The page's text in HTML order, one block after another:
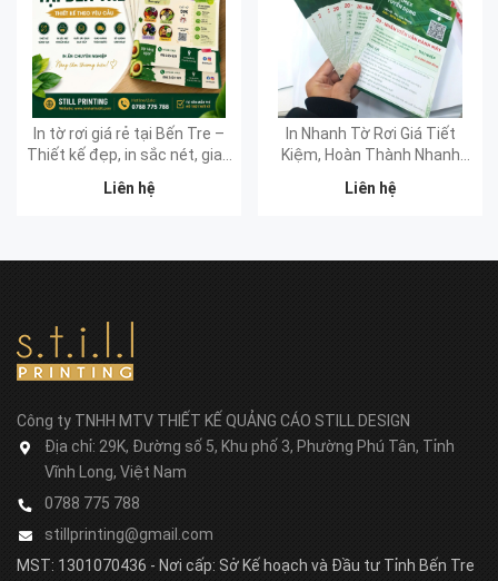
In tờ rơi giá rẻ tại Bến Tre –
Thiết kế đẹp, in sắc nét, giao
Liên hệ
In Nhanh Tờ Rơi Giá Tiết
Kiệm, Hoàn Thành Nhanh
Liên hệ
Công ty TNHH MTV THIẾT KẾ QUẢNG CÁO STILL DESIGN
Địa chỉ: 29K, Đường số 5, Khu phố 3, Phường Phú Tân, Tỉnh
Vĩnh Long, Việt Nam
0788 775 788
stillprinting@gmail.com
MST: 1301070436 - Nơi cấp: Sở Kế hoạch và Đầu tư Tỉnh Bến Tre